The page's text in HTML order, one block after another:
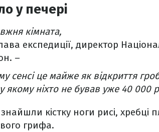
у печері
кімната,
експедиції, директор
–
сенсі це майже як відкриття
якому ніхто не бував уже 40 000
кістку ноги рисі, хребці
грифа.